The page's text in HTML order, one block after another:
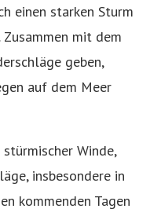
einen starken Sturm
mit dem
geben,
auf dem Meer
Winde,
insbesondere in
kommenden Tagen